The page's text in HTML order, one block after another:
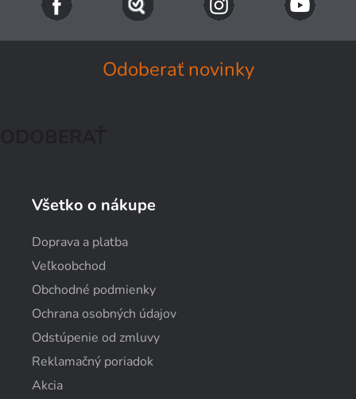
Odoberať novinky
Všetko o nákupe
Doprava a platba
Veľkoobchod
Obchodné podmienky
Ochrana osobných údajov
Odstúpenie od zmluvy
Reklamačný poriadok
Akcia